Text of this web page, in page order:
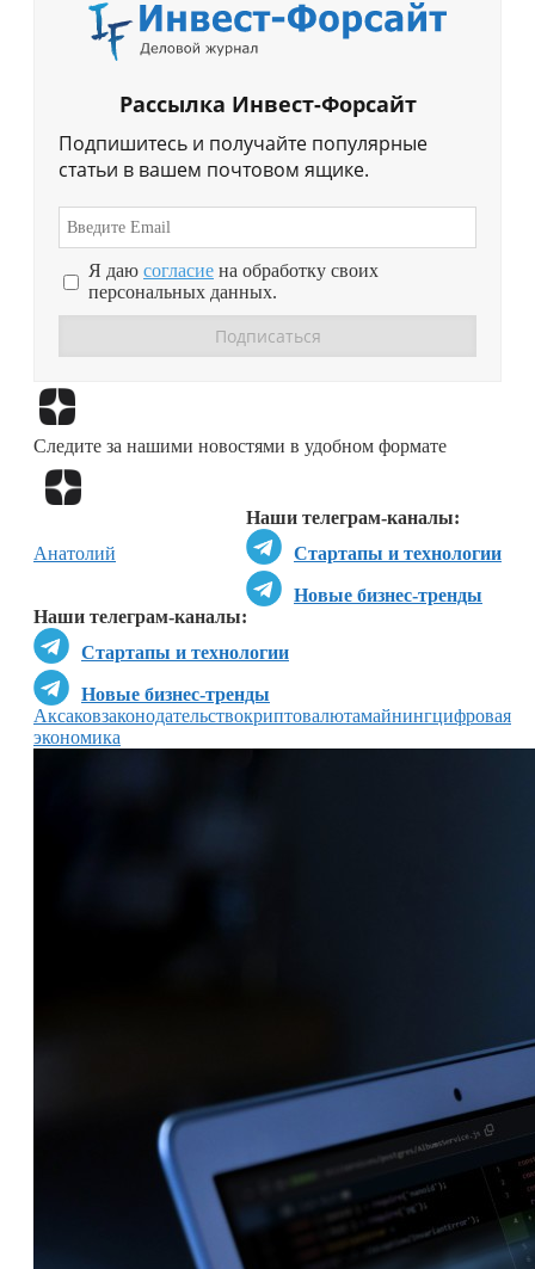
Рассылка Инвест-Форсайт
Подпишитесь и получайте популярные
статьи в вашем почтовом ящике.
Я даю согласие на обработку своих
персональных данных.
Следите за нашими новостями в удобном формате
Наши телеграм-каналы:
Стартапы и технологии
Новые бизнес-тренды
Наши телеграм-каналы:
Стартапы и технологии
Новые бизнес-тренды
Анатолий
Аксаковзаконодательствокриптовалютамайнингцифровая
экономика